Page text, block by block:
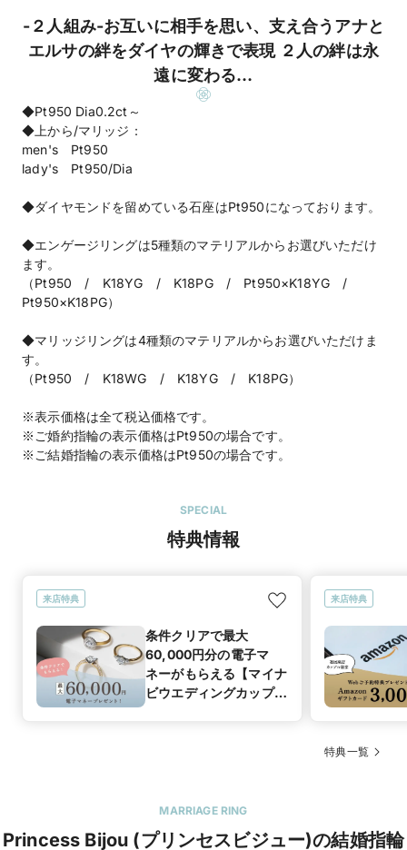
-２人組み-お互いに相手を思い、支え合うアナと
エルサの絆をダイヤの輝きで表現 ２人の絆は永
遠に変わる…
◆Pt950 Dia0.2ct～
◆上から/マリッジ：
men's Pt950
lady's Pt950/Dia
◆ダイヤモンドを留めている石座はPt950になっております。
◆エンゲージリングは5種類のマテリアルからお選びいただけ
ます。
（Pt950 / K18YG / K18PG / Pt950×K18YG /
Pt950×K18PG）
◆マリッジリングは4種類のマテリアルからお選びいただけま
す。
（Pt950 / K18WG / K18YG / K18PG）
※表示価格は全て税込価格です。
※ご婚約指輪の表示価格はPt950の場合です。
※ご結婚指輪の表示価格はPt950の場合です。
SPECIAL
特典情報
来店特典
条件クリアで最大
60,000円分の電子マ
ネーがもらえる【マイナ
ビウエディングカップル
来店特典
特典一覧
MARRIAGE RING
Princess Bijou (プリンセスビジュー)の結婚指輪